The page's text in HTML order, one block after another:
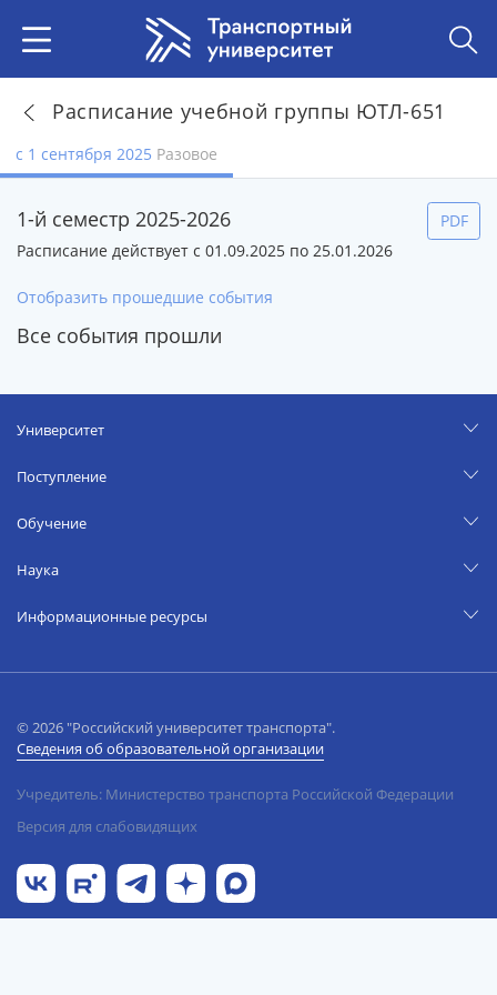
Расписание учебной группы ЮТЛ-651
с 1 сентября 2025 Разовое
1-й семестр 2025-2026
Расписание действует с 01.09.2025 по 25.01.2026
PDF
Отобразить прошедшие события
Все события прошли
Университет
Поступление
Обучение
Наука
Информационные ресурсы
© 2026 "Российский университет транспорта".
Сведения об образовательной организации
Учредитель: Министерство транспорта Российской Федерации
Версия для слабовидящих